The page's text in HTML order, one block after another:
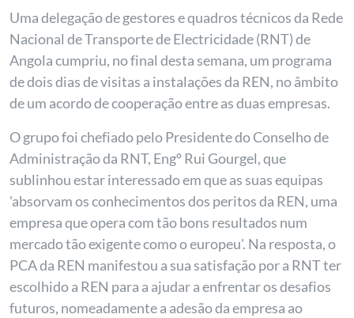
Uma delegação de gestores e quadros técnicos da Rede
Nacional de Transporte de Electricidade (RNT) de
Angola cumpriu, no final desta semana, um programa
de dois dias de visitas a instalações da REN, no âmbito
de um acordo de cooperação entre as duas empresas.
O grupo foi chefiado pelo Presidente do Conselho de
Administração da RNT, Engº Rui Gourgel, que
sublinhou estar interessado em que as suas equipas
'absorvam os conhecimentos dos peritos da REN, uma
empresa que opera com tão bons resultados num
mercado tão exigente como o europeu'. Na resposta, o
PCA da REN manifestou a sua satisfação por a RNT ter
escolhido a REN para a ajudar a enfrentar os desafios
futuros, nomeadamente a adesão da empresa ao